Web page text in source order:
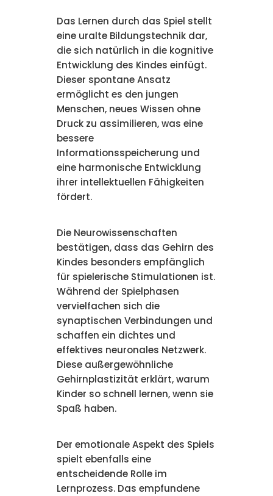
Das Lernen durch das Spiel stellt
eine uralte Bildungstechnik dar,
die sich natürlich in die kognitive
Entwicklung des Kindes einfügt.
Dieser spontane Ansatz
ermöglicht es den jungen
Menschen, neues Wissen ohne
Druck zu assimilieren, was eine
bessere
Informationsspeicherung und
eine harmonische Entwicklung
ihrer intellektuellen Fähigkeiten
fördert.
Die Neurowissenschaften
bestätigen, dass das Gehirn des
Kindes besonders empfänglich
für spielerische Stimulationen ist.
Während der Spielphasen
vervielfachen sich die
synaptischen Verbindungen und
schaffen ein dichtes und
effektives neuronales Netzwerk.
Diese außergewöhnliche
Gehirnplastizität erklärt, warum
Kinder so schnell lernen, wenn sie
Spaß haben.
Der emotionale Aspekt des Spiels
spielt ebenfalls eine
entscheidende Rolle im
Lernprozess. Das empfundene